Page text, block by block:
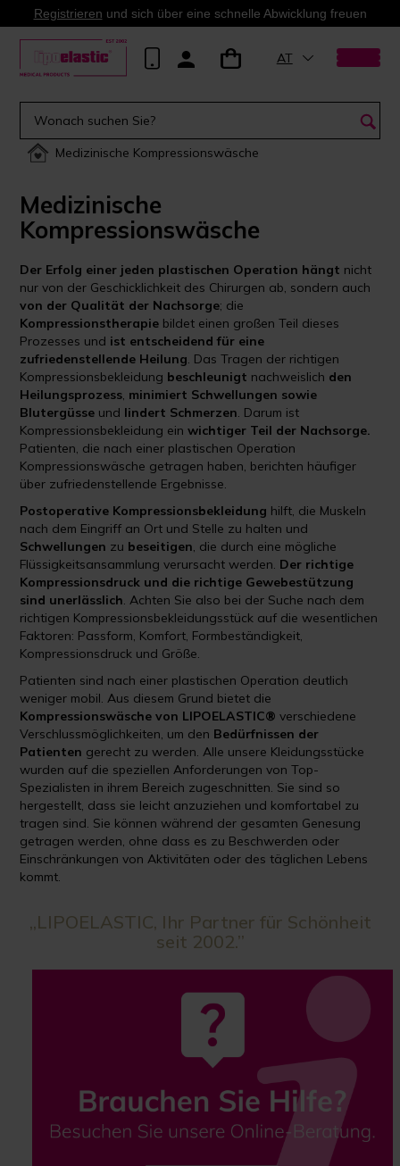
Registrieren und sich über eine schnelle Abwicklung freuen
AT
Medizinische Kompressionswäsche
Medizinische
Kompressionswäsche
Der Erfolg einer jeden plastischen Operation hängt nicht
nur von der Geschicklichkeit des Chirurgen ab, sondern auch
von der Qualität der Nachsorge; die
Kompressionstherapie bildet einen großen Teil dieses
Prozesses und ist entscheidend für eine
zufriedenstellende Heilung. Das Tragen der richtigen
Kompressionsbekleidung beschleunigt nachweislich den
Heilungsprozess, minimiert Schwellungen sowie
Blutergüsse und lindert Schmerzen. Darum ist
Kompressionsbekleidung einwichtiger Teil der Nachsorge.
Patienten, die nach einer plastischen Operation
Kompressionswäsche getragen haben, berichten häufiger
über zufriedenstellende Ergebnisse.
Postoperative Kompressionsbekleidung hilft, die Muskeln
nach dem Eingriff an Ort und Stelle zu halten und
Schwellungen zu beseitigen, die durch eine mögliche
Flüssigkeitsansammlung verursacht werden. Der richtige
Kompressionsdruck und die richtige Gewebestützung
sind unerlässlich. Achten Sie also bei der Suche nach dem
richtigen Kompressionsbekleidungsstück auf die wesentlichen
Faktoren: Passform, Komfort, Formbeständigkeit,
Kompressionsdruck und Größe.
Patienten sind nach einer plastischen Operation deutlich
weniger mobil. Aus diesem Grund bietet die
Kompressionswäsche von LIPOELASTIC® verschiedene
Verschlussmöglichkeiten, um den Bedürfnissen der
Patienten gerecht zu werden. Alle unsere Kleidungsstücke
wurden auf die speziellen Anforderungen von Top-
Spezialisten in ihrem Bereich zugeschnitten. Sie sind so
hergestellt, dass sie leicht anzuziehen und komfortabel zu
tragen sind. Sie können während der gesamten Genesung
getragen werden, ohne dass es zu Beschwerden oder
Einschränkungen von Aktivitäten oder des täglichen Lebens
kommt.
„LIPOELASTIC, Ihr Partner für Schönheit
seit 2002.”